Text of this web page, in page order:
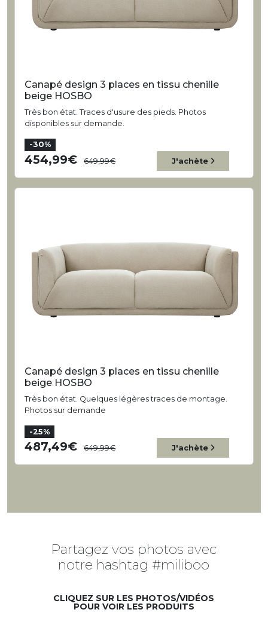
Canapé design 3 places en tissu chenille
beige HOSBO
Très bon état. Traces d'usure des pieds. Photos
disponibles sur demande.
-30%
454,99 649,99 J'achète
Canapé design 3 places en tissu chenille
beige HOSBO
Très bon état. Quelques légères traces de montage.
Photos sur demande
-25%
487,49 649,99 J'achète
Partagez vos photos avec
notre hashtag #miliboo
CLIQUEZ SUR LES PHOTOS/VIDÉOS
POUR VOIR LES PRODUITS